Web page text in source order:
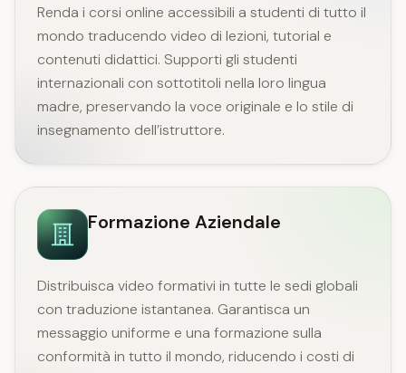
Renda i corsi online accessibili a studenti di tutto il
mondo traducendo video di lezioni, tutorial e
contenuti didattici. Supporti gli studenti
internazionali con sottotitoli nella loro lingua
madre, preservando la voce originale e lo stile di
insegnamento dell’istruttore.
Formazione Aziendale
Distribuisca video formativi in tutte le sedi globali
con traduzione istantanea. Garantisca un
messaggio uniforme e una formazione sulla
conformità in tutto il mondo, riducendo i costi di